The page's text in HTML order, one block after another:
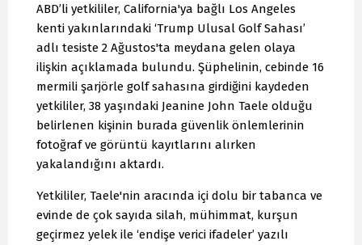
ABD’li yetkililer, California'ya bağlı Los Angeles
kenti yakınlarındaki ‘Trump Ulusal Golf Sahası’
adlı tesiste 2 Ağustos'ta meydana gelen olaya
ilişkin açıklamada bulundu. Şüphelinin, cebinde 16
mermili şarjörle golf sahasına girdiğini kaydeden
yetkililer, 38 yaşındaki Jeanine John Taele olduğu
belirlenen kişinin burada güvenlik önlemlerinin
fotoğraf ve görüntü kayıtlarını alırken
yakalandığını aktardı.
Yetkililer, Taele'nin aracında içi dolu bir tabanca ve
evinde de çok sayıda silah, mühimmat, kurşun
geçirmez yelek ile ‘endişe verici ifadeler’ yazılı